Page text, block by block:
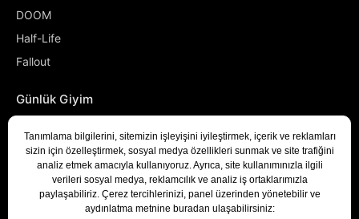
DOOM
Half-Life
Fallout
Günlük Giyim
Denizci
Developer